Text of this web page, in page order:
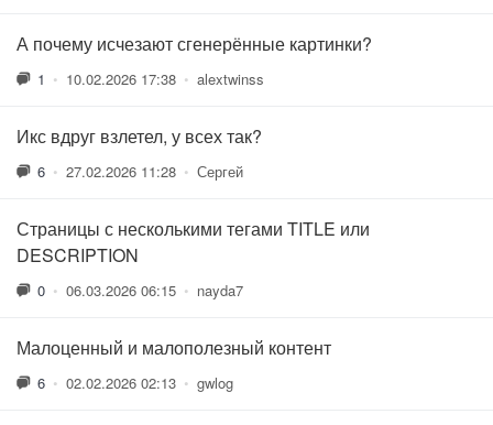
А почему исчезают сгенерённые картинки?
1 • 10.02.2026 17:38 • alextwinss
Икс вдруг взлетел, у всех так?
6 • 27.02.2026 11:28 • Сергей
Страницы с несколькими тегами TITLE или
DESCRIPTION
0 • 06.03.2026 06:15 • nayda7
Малоценный и малополезный контент
6 • 02.02.2026 02:13 • gwlog